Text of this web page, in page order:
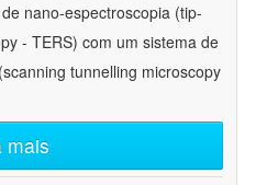
nano-espectroscopia (tip-
- TERS) com um sistema de
tunnelling microscopy
mais